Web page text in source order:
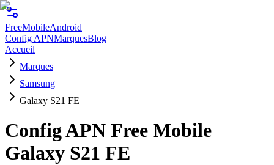
FreeMobileAndroid
Config APNMarquesBlog
Accueil
Marques
Samsung
Galaxy S21 FE
Config APN Free Mobile
Galaxy S21 FE